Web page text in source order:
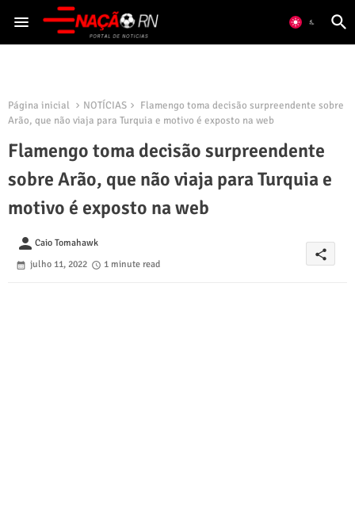
Página inicial NOTÍCIAS
Flamengo toma decisão surpreendente sobre
Arão, que não viaja para Turquia e motivo é exposto na web
Flamengo toma decisão surpreendente
sobre Arão, que não viaja para Turquia e
motivo é exposto na web
person Caio Tomahawk
julho 11, 2022
1 minute read
share